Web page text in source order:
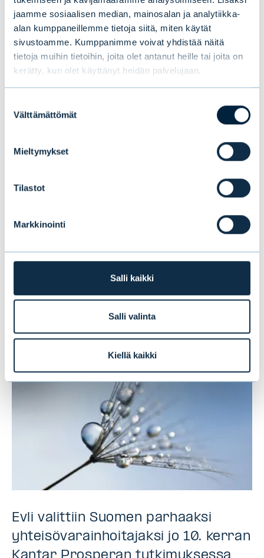
jaamme sosiaalisen median, mainosalan ja analytiikka-
alan kumppaneillemme tietoja siitä, miten käytät
sivustoamme. Kumppanimme voivat yhdistää näitä
tietoja muihin tietoihin, joita olet antanut heille tai joita on
kerätty, kun olet käyttänyt heidän palvelujaan.
valinta
Välttämättömät
Mieltymykset
Tilastot
Markkinointi
Salli kaikki
Salli valinta
Kiellä kaikki
UUTISET |EVLI-KONSERNI|14.07.2026
Uusi tutkimus paljastaa
osakkeet ja perinteiset rahastot
kärjessä, kryptot viimeisenä
Evli valittiin Suomen parhaaksi
yhteisövarainhoitajaksi jo 10. kerran